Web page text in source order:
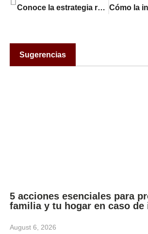
Conoce la estrategia republicana para cortejar el voto latino
Sugerencias
5 acciones esenciales para
familia y tu hogar en caso de
August 6, 2026